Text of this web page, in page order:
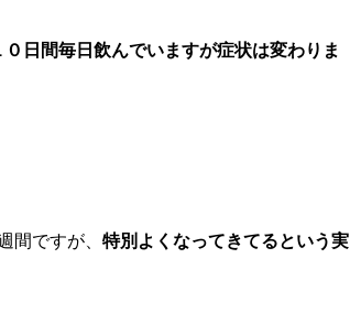
０日間毎日飲んでいますが症状は変わりま
間ですが、 特別よくなってきてるという実